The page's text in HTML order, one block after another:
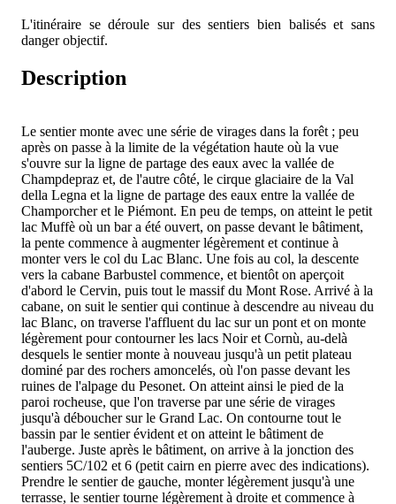
L'itinéraire se déroule sur des sentiers bien balisés et sans
danger objectif.
Description
Le sentier monte avec une série de virages dans la forêt ; peu
après on passe à la limite de la végétation haute où la vue
s'ouvre sur la ligne de partage des eaux avec la vallée de
Champdepraz et, de l'autre côté, le cirque glaciaire de la Val
della Legna et la ligne de partage des eaux entre la vallée de
Champorcher et le Piémont. En peu de temps, on atteint le petit
lac Muffè où un bar a été ouvert, on passe devant le bâtiment,
la pente commence à augmenter légèrement et continue à
monter vers le col du Lac Blanc. Une fois au col, la descente
vers la cabane Barbustel commence, et bientôt on aperçoit
d'abord le Cervin, puis tout le massif du Mont Rose. Arrivé à la
cabane, on suit le sentier qui continue à descendre au niveau du
lac Blanc, on traverse l'affluent du lac sur un pont et on monte
légèrement pour contourner les lacs Noir et Cornù, au-delà
desquels le sentier monte à nouveau jusqu'à un petit plateau
dominé par des rochers amoncelés, où l'on passe devant les
ruines de l'alpage du Pesonet. On atteint ainsi le pied de la
paroi rocheuse, que l'on traverse par une série de virages
jusqu'à déboucher sur le Grand Lac. On contourne tout le
bassin par le sentier évident et on atteint le bâtiment de
l'auberge. Juste après le bâtiment, on arrive à la jonction des
sentiers 5C/102 et 6 (petit cairn en pierre avec des indications).
Prendre le sentier de gauche, monter légèrement jusqu'à une
terrasse, le sentier tourne légèrement à droite et commence à